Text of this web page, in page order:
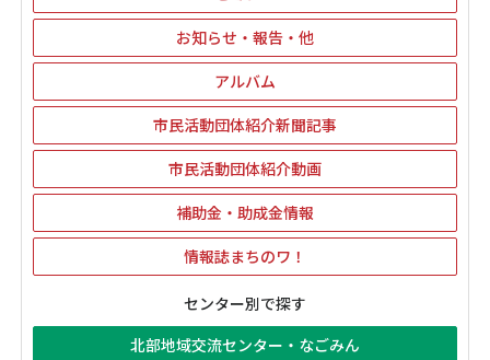
お知らせ・報告・他
アルバム
市民活動団体紹介新聞記事
市民活動団体紹介動画
補助金・助成金情報
情報誌まちのワ！
センター別で探す
北部地域交流センター・なごみん